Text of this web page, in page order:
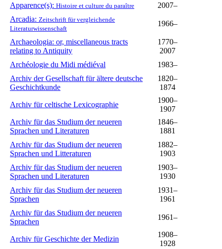
Apparence(s): Histoire et culture du paraître
2007–
Arcadia: Zeitschrift für vergleichende
Literaturwissenschaft
1966–
Archaeologia: or, miscellaneous tracts
relating to Antiquity
1770–
2007
Archéologie du Midi médiéval
1983–
Archiv der Gesellschaft für ältere deutsche
Geschichtkunde
1820–
1874
Archiv für celtische Lexicographie
1900–
1907
Archiv für das Studium der neueren
Sprachen und Literaturen
1846–
1881
Archiv für das Studium der neueren
Sprachen und Litteraturen
1882–
1903
Archiv für das Studium der neueren
Sprachen und Literaturen
1903–
1930
Archiv für das Studium der neueren
Sprachen
1931–
1961
Archiv für das Studium der neueren
Sprachen
1961–
Archiv für Geschichte der Medizin
1908–
1928